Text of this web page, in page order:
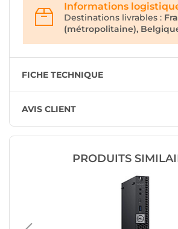
Informations
Destinations livrables :
(métropolitaine),
FICHE TECHNIQUE
AVIS CLIENT
PRODUITS